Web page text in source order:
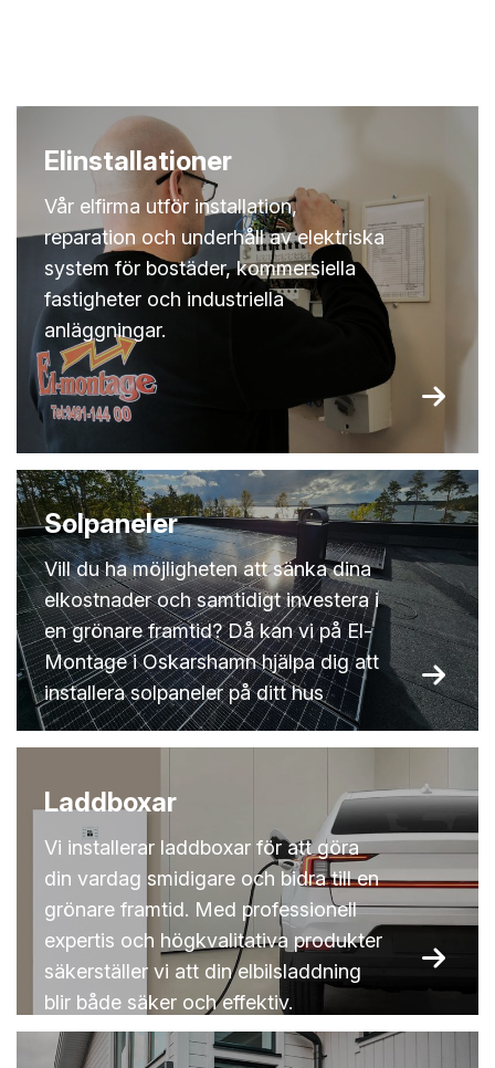
Elinstallationer
Vår elfirma utför installation,
reparation och underhåll av elektriska
system för bostäder, kommersiella
fastigheter och industriella
anläggningar.
Solpaneler
Vill du ha möjligheten att sänka dina
elkostnader och samtidigt investera i
en grönare framtid? Då kan vi på El-
Montage i Oskarshamn hjälpa dig att
installera solpaneler på ditt hus
Laddboxar
Vi installerar laddboxar för att göra
din vardag smidigare och bidra till en
grönare framtid. Med professionell
expertis och högkvalitativa produkter
säkerställer vi att din elbilsladdning
blir både säker och effektiv.